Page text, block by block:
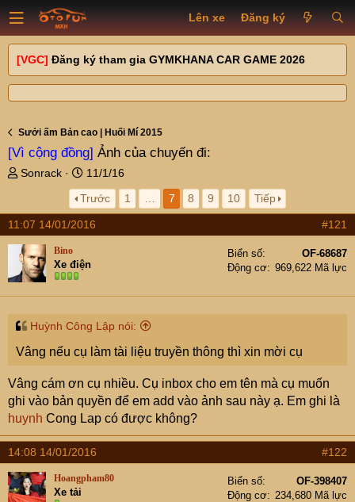
Lên xe Đăng ký
[VGC] Đăng ký tham gia GYMKHANA CAR GAME 2026
Sưởi ấm Bản cao | Huối Mí 2015
[Vì cộng đồng] Ảnh của chuyến đi:
T
e
a
d
s
t
t
r
Sonrack
N
g
à
y
g
i
11/1/16
Trước
1 7 8 9 10 Tiếp
11:07 14/01/2016 #121
Bino
Xe điện
Biển số
OF-68687
Động cơ
969,622 Mã lực
Huỳnh Công Lập nói:
Vâng nếu cụ làm tài liệu truyền thông thì xin mời cụ
Vâng cám ơn cụ nhiều. Cụ inbox cho em tên mà cụ muốn
ghi vào bản quyền để em add vào ảnh sau này ạ. Em ghi là
huynh Cong Lap có được không?
14:08 14/01/2016 #122
Hoangpham80
Xe tải
Biển số
OF-398407
Động cơ
234,680 Mã lực